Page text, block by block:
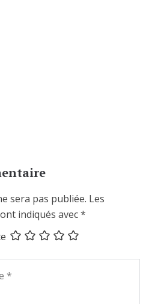
sera pas publiée. Les
indiqués avec*